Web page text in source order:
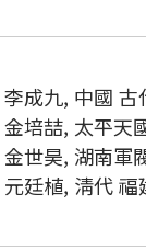
李成九, 中國 古
金培喆, 太平天
金世昊, 湖南軍
元廷植, 淸代 福